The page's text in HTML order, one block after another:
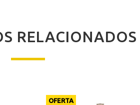
RELACIONADOS
OFERTA